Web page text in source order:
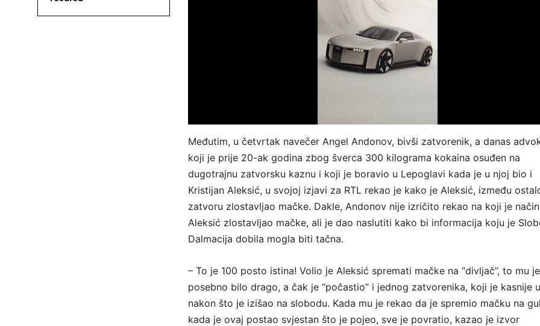
Međutim, u četvrtak navečer Angel Andonov, bivši zatvorenik, a danas
koji je prije 20-ak godina zbog šverca 300 kilograma kokaina osuđen na
dugotrajnu zatvorsku kaznu i koji je boravio u Lepoglavi kada je u njoj bio i
Kristijan Aleksić, u svojoj izjavi za RTL rekao je kako je Aleksić, između
zatvoru zlostavljao mačke. Dakle, Andonov nije izričito rekao na koji je način
Aleksić zlostavljao mačke, ali je dao naslutiti kako bi informacija koju je
Dalmacija dobila mogla biti tačna.
– To je 100 posto istina! Volio je Aleksić spremati mačke na “divljač”, to mu je
posebno bilo drago, a čak je “počastio” i jednog zatvorenika, koji je kasnije
nakon što je izišao na slobodu. Kada mu je rekao da je spremio mačku na
kada je ovaj postao svjestan što je pojeo, sve je povratio, kazao je izvor